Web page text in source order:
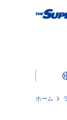
ホーム